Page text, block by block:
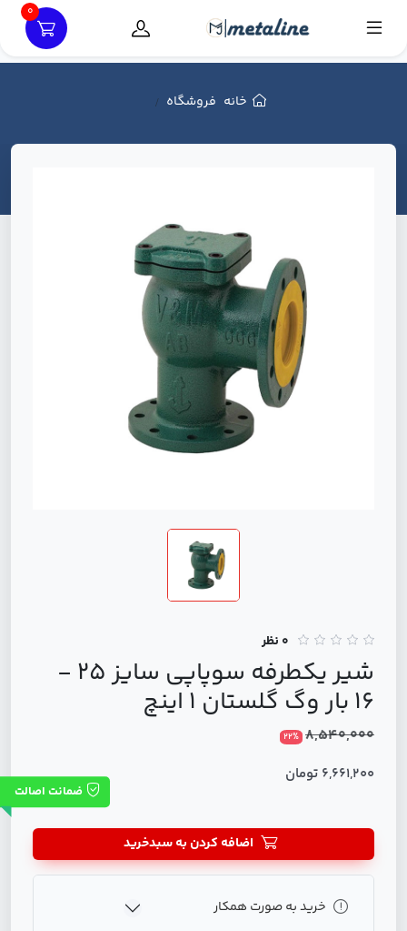
0
خانه فروشگاه
0 نظر
شیر یکطرفه سوپاپی سایز 25 -
16 بار وگ گلستان 1 اینچ
8,540,000
22%
6,661,200 تومان
ضمانت اصالت
اضافه کردن به سبدخرید
خرید به صورت همکار